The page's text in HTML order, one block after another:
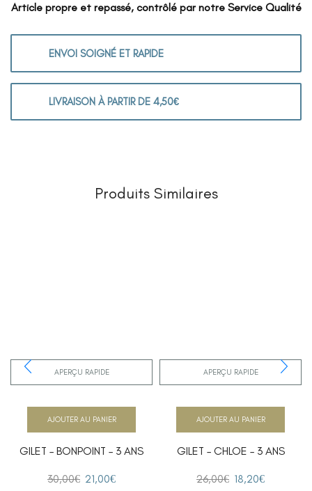
Article propre et repassé, contrôlé par notre Service Qualité
ENVOI SOIGNÉ ET RAPIDE
LIVRAISON À PARTIR DE 4,50€
Produits Similaires
APERÇU RAPIDE
GILET – BONPOINT – 3 ANS
30,00€ 21,00€
AJOUTER AU PANIER
APERÇU RAPIDE
GILET – CHLOE – 3 ANS
26,00€ 18,20€
AJOUTER AU PANIER